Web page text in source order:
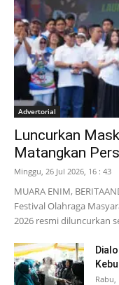
Advertorial
Luncurkan
Matangkan
Minggu, 26 Jul 2026, 16 : 43
MUARA ENIM,
Festival Olahraga
2026 resmi diluncurkan
Rabu,